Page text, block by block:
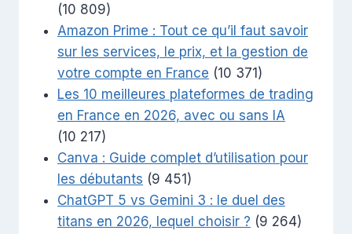
(10 809)
Amazon Prime : Tout ce qu’il faut savoir
sur les services, le prix, et la gestion de
votre compte en France (10 371)
Les 10 meilleures plateformes de trading
en France en 2026, avec ou sans IA
(10 217)
Canva : Guide complet d’utilisation pour
les débutants (9 451)
ChatGPT 5 vs Gemini 3 : le duel des
titans en 2026, lequel choisir ? (9 264)